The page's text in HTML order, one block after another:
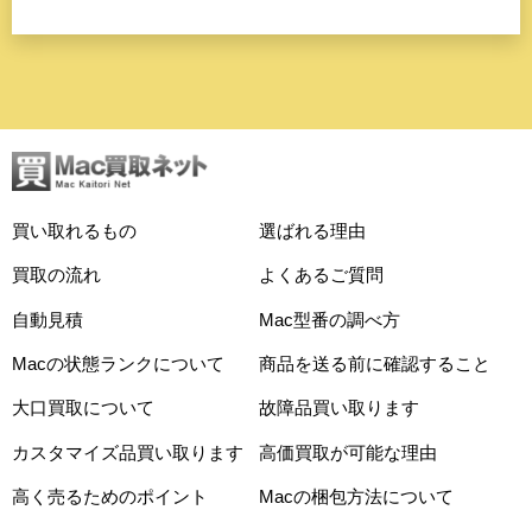
買い取れるもの 選ばれる理由
買取の流れ よくあるご質問
自動見積 Mac型番の調べ方
Macの状態ランクについて 商品を送る前に確認すること
大口買取について 故障品買い取ります
カスタマイズ品買い取ります 高価買取が可能な理由
高く売るためのポイント Macの梱包方法について